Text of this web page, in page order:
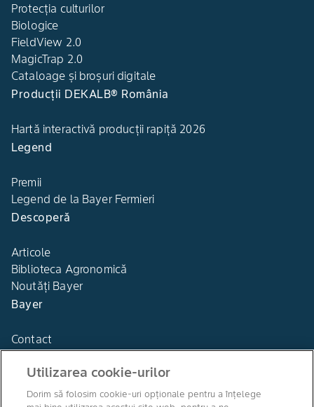
Protecția culturilor
Biologice
FieldView 2.0
MagicTrap 2.0
Cataloage și broșuri digitale
Producții DEKALB® România
Hartă interactivă producții rapiță 2026
Legend
Premii
Legend de la Bayer Fermieri
Descoperă
Articole
Biblioteca Agronomică
Noutăți Bayer
Bayer
Contact
Utilizarea cookie-urilor
Dorim să folosim cookie-uri opționale pentru a înțelege